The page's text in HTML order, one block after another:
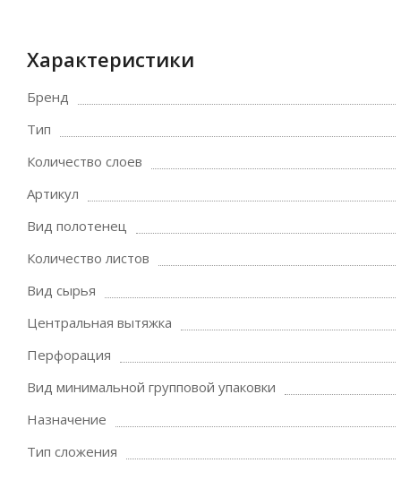
Характеристики
Бренд
Тип
Количество слоев
Артикул
Вид полотенец
Количество листов
Вид сырья
Центральная вытяжка
Перфорация
Вид минимальной групповой упаковки
Назначение
Тип сложения